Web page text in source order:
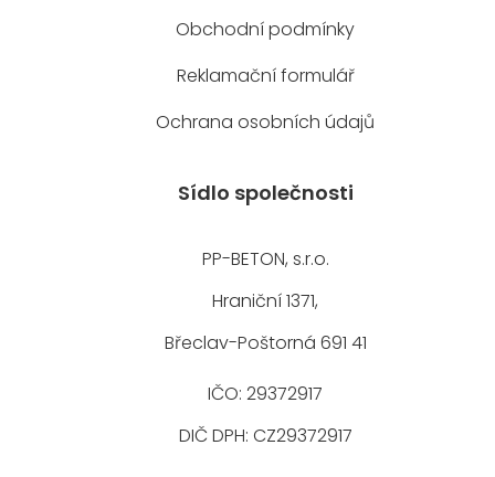
Obchodní podmínky
Reklamační formulář
Ochrana osobních údajů
Sídlo společnosti
PP-BETON, s.r.o.
Hraniční 1371,
Břeclav-Poštorná 691 41
IČO: 29372917
DIČ DPH: CZ29372917